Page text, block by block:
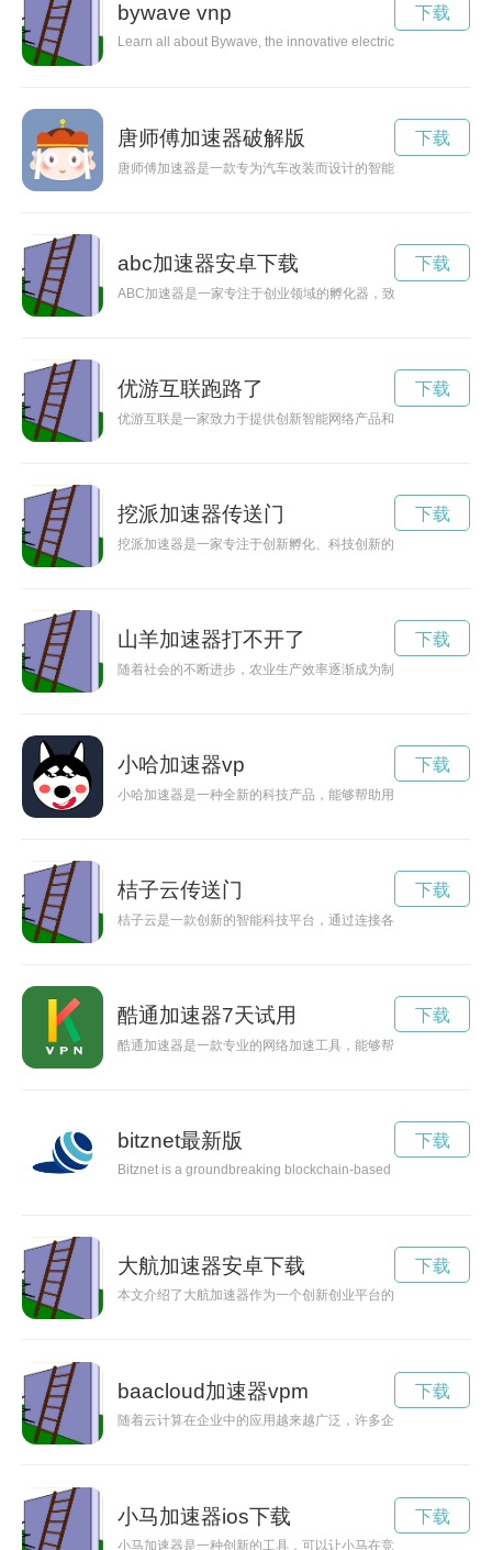
bywave vnp
Learn all about Bywave, the innovative electric scooter that
下载
唐师傅加速器破解版
唐师傅加速器是一款专为汽车改装而设计的智能科技产品，能
下载
abc加速器安卓下载
ABC加速器是一家专注于创业领域的孵化器，致力于帮助创业
下载
优游互联跑路了
优游互联是一家致力于提供创新智能网络产品和服务的公司，
下载
挖派加速器传送门
挖派加速器是一家专注于创新孵化、科技创新的机构，通过提
下载
山羊加速器打不开了
随着社会的不断进步，农业生产效率逐渐成为制约农业发展的
下载
小哈加速器vp
小哈加速器是一种全新的科技产品，能够帮助用户提升工作效
下载
桔子云传送门
桔子云是一款创新的智能科技平台，通过连接各种智能设备和
下载
酷通加速器7天试用
酷通加速器是一款专业的网络加速工具，能够帮助用户在玩游
下载
bitznet最新版
Bitznet is a groundbreaking blockchain-based platform that
下载
大航加速器安卓下载
本文介绍了大航加速器作为一个创新创业平台的重要角色，并
下载
baacloud加速器vpm
随着云计算在企业中的应用越来越广泛，许多企业在使用云计
下载
小马加速器ios下载
小马加速器是一种创新的工具，可以让小马在竞赛或训练中加
下载